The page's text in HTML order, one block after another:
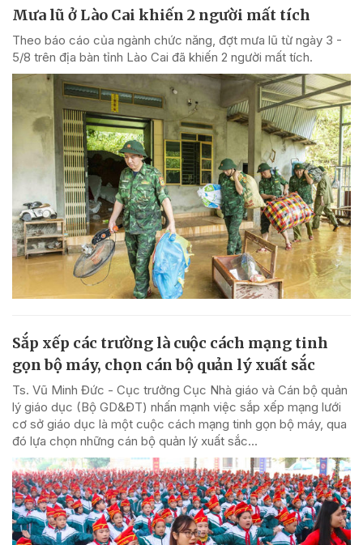
Mưa lũ ở Lào Cai khiến 2 người mất tích
Theo báo cáo của ngành chức năng, đợt mưa lũ từ ngày 3 -
5/8 trên địa bàn tỉnh Lào Cai đã khiến 2 người mất tích.
Sắp xếp các trường là cuộc cách mạng tinh
gọn bộ máy, chọn cán bộ quản lý xuất sắc
Ts. Vũ Minh Đức - Cục trưởng Cục Nhà giáo và Cán bộ quản
lý giáo dục (Bộ GD&ĐT) nhấn mạnh việc sắp xếp mạng lưới
cơ sở giáo dục là một cuộc cách mạng tinh gọn bộ máy, qua
đó lựa chọn những cán bộ quản lý xuất sắc...